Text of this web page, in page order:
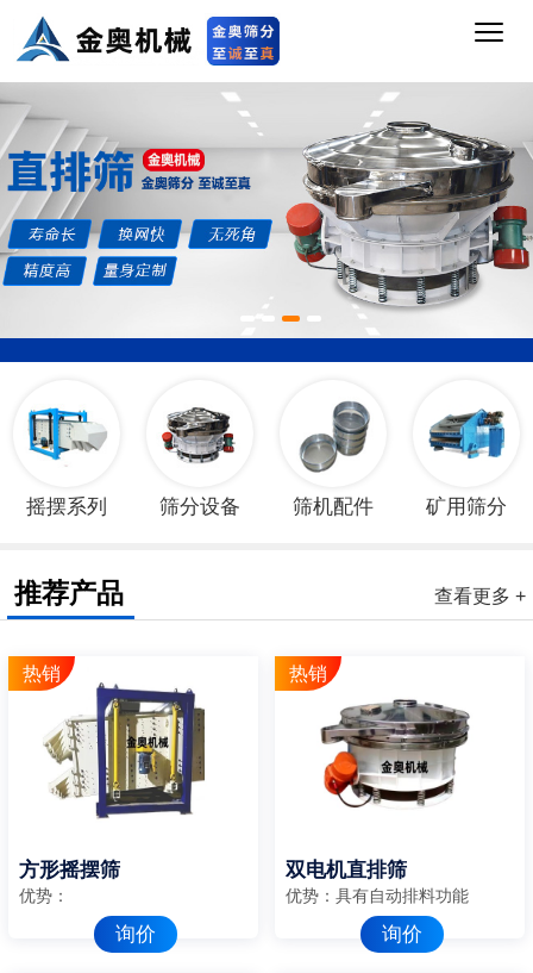
3 4
摇摆系列 筛分设备 筛机配件 矿用筛分
查看更多 +
推荐产品
方形摇摆筛
优势：
询价
双电机直排筛
优势：具有自动排料功能
询价